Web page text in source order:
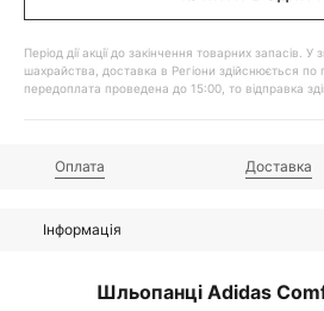
Період дії акції до закінчення товарних запасів.
шахрайства, доставка в Регіони здійснюється
передоплата проведена до 15:00, то відправка
Оплата Доставка
Інформація
Шльопанці Adidas